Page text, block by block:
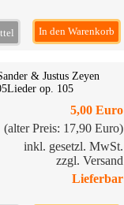
In den Warenkorb
& Justus Zeyen
op. 105
5,00 Euro
(alter Preis: 17,90 Euro)
inkl. gesetzl. MwSt.
zzgl. Versand
Lieferbar